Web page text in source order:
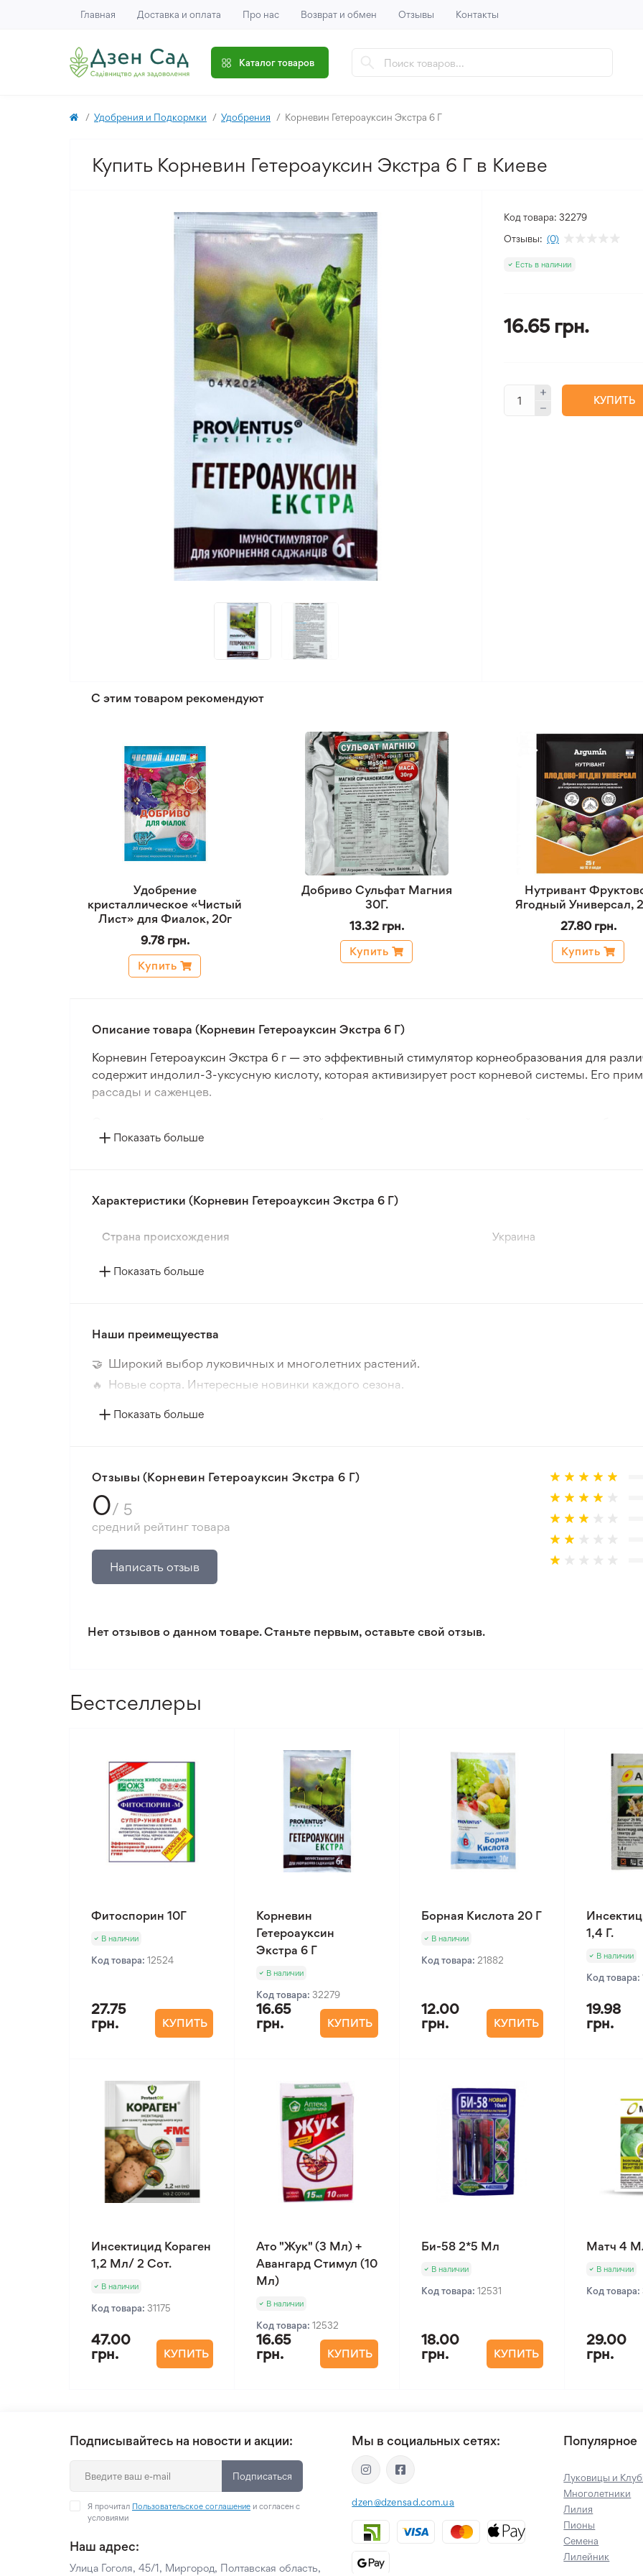
Главная Доставка и оплата Про нас Возврат и обмен Отзывы Контакты
Каталог товаров
Удобрения и Подкормки Удобрения Корневин Гетероауксин Экстра 6 Г
Купить Корневин Гетероауксин Экстра 6 Г в Киеве
Код товара: 32279
Отзывы: (0)
Есть в наличии
16.65 грн.
КУПИТЬ
С этим товаром рекомендуют
Удобрение
кристаллическое «Чистый
Лист» для Фиалок, 20г
9.78 грн.
Купить
Добриво Сульфат Магния
30Г.
13.32 грн.
Купить
Нутривант
Ягодный Универсал,
27.80 грн.
Купить
Описание товара (Корневин Гетероауксин Экстра 6 Г)
Корневин Гетероауксин Экстра 6 г — это эффективный стимулятор корнеобразования для
содержит индолил-3-уксусную кислоту, которая активизирует рост корневой системы. Его
рассады и саженцев.
растения лучше поглощают воду и питательные вещества. Препарат способствует укреплению
плодовых культур. Препарат предназначен как для профессионального, так и для домашнего
Показать больше
Характеристики (Корневин Гетероауксин Экстра 6 Г)
Страна происхождения Украина
Показать больше
Наши преимещуества
🤝 Широкий выбор луковичных и многолетних растений.
🔥 Новые сорта. Интересные новинки каждого сезона.
📸 Соответствие сортов. Совпадение фотографии товара и реального растения.
Показать больше
Отзывы (Корневин Гетероауксин Экстра 6 Г)
0/ 5
средний рейтинг товара
Написать отзыв
Нет отзывов о данном товаре. Станьте первым, оставьте свой отзыв.
Бестселлеры
Фитоспорин 10Г
В наличии
Код товара: 12524
27.75
грн.
КУПИТЬ
Корневин
Гетероауксин
Экстра 6 Г
В наличии
Код товара: 32279
16.65
грн.
КУПИТЬ
Борная Кислота 20 Г
В наличии
Код товара: 21882
12.00
грн.
КУПИТЬ
1,4 Г.
В наличии
Код товара:
19.98
грн.
Инсектицид Кораген
1,2 Мл/ 2 Сот.
В наличии
Код товара: 31175
47.00
грн.
КУПИТЬ
Ато "Жук" (3 Мл) +
Авангард Стимул (10
Мл)
В наличии
Код товара: 12532
16.65
грн.
КУПИТЬ
Би-58 2*5 Мл
В наличии
Код товара: 12531
18.00
грн.
КУПИТЬ
Матч 4
В наличии
Код товара:
29.00
грн.
Подписывайтесь на новости и акции:
Подписаться
Я прочитал Пользовательское соглашение и согласен с
условиями
Наш адрес:
Улица Гоголя, 45/1, Миргород, Полтавская область,
Мы в социальных сетях:
dzen@dzensad.com.ua
Популярное
Луковицы и
Многолетники
Лилия
Пионы
Семена
Лилейник